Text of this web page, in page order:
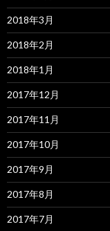
2018年3月
2018年2月
2018年1月
2017年12月
2017年11月
2017年10月
2017年9月
2017年8月
2017年7月